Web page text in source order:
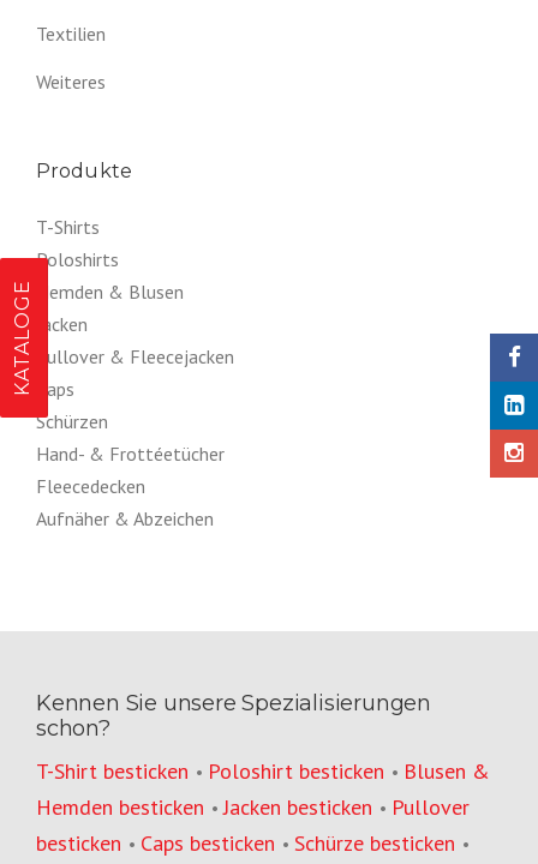
Textilien
Weiteres
Produkte
T-Shirts
Poloshirts
Hemden & Blusen
Jacken
Pullover & Fleecejacken
Caps
Schürzen
Hand- & Frottéetücher
Fleecedecken
Aufnäher & Abzeichen
KATALOGE
Kennen Sie unsere Spezialisierungen
schon?
T-Shirt besticken • Poloshirt besticken • Blusen &
Hemden besticken •Jacken besticken • Pullover
besticken • Caps besticken • Schürze besticken •